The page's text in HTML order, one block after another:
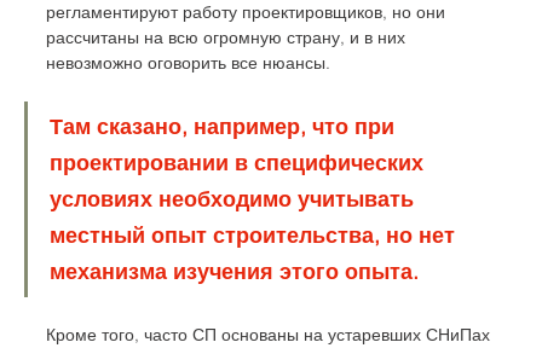
регламентируют работу проектировщиков, но они
рассчитаны на всю огромную страну, и в них
невозможно оговорить все нюансы.
Там сказано, например, что при
проектировании в специфических
условиях необходимо учитывать
местный опыт строительства, но нет
механизма изучения этого опыта.
Кроме того, часто СП основаны на устаревших СНиПах